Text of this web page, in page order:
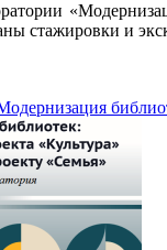
стажировки и